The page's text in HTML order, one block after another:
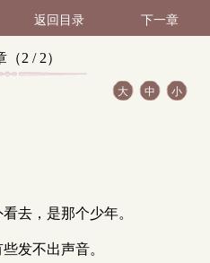
返回目录 下一章
（2 / 2）
大 中 小
去，是那个少年。
发不出声音。